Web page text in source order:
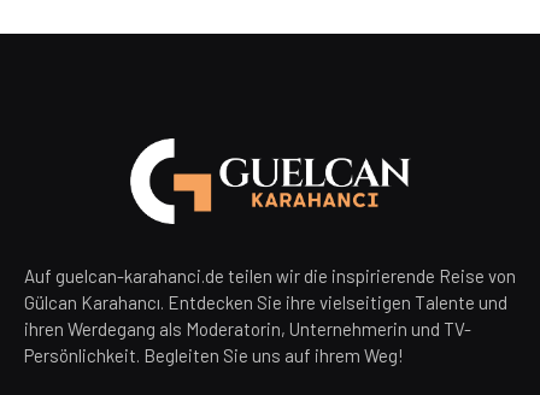
Auf guelcan-karahanci.de teilen wir die inspirierende Reise von
Gülcan Karahancı. Entdecken Sie ihre vielseitigen Talente und
ihren Werdegang als Moderatorin, Unternehmerin und TV-
Persönlichkeit. Begleiten Sie uns auf ihrem Weg!